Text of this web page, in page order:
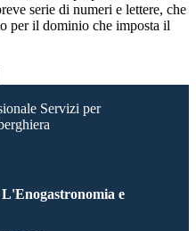
serie di numeri e lettere, che
per il dominio che imposta il
Servizi per
e